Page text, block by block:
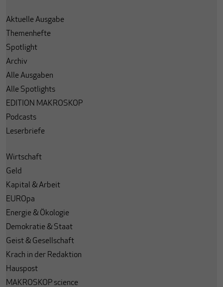
Aktuelle Ausgabe
Themenhefte
Spotlight
Archiv
Alle Ausgaben
Alle Spotlights
EDITION MAKROSKOP
Podcasts
Leserbriefe
Wirtschaft
Geld
Kapital & Arbeit
EUROpa
Energie & Ökologie
Demokratie & Staat
Geist & Gesellschaft
Krach in der Redaktion
Hauspost
MAKROSKOP science